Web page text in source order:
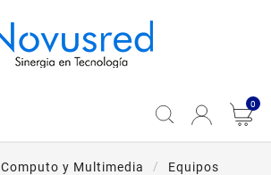
0
Computo y Multimedia
Equipos